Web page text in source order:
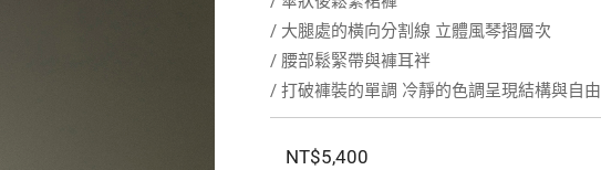
/ 傘狀後鬆緊裙褲
/ 大腿處的橫向分割線 立體風琴摺層次
/ 腰部鬆緊帶與褲耳袢
/ 打破褲裝的單調 冷靜的色調呈現結構與自由